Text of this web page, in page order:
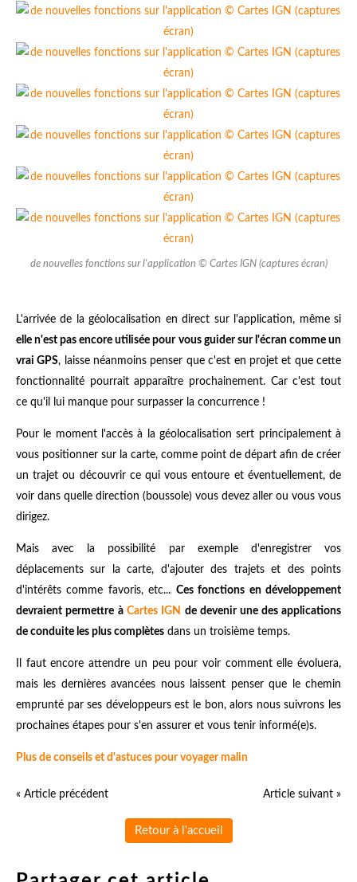
de nouvelles fonctions sur l'application © Cartes IGN (captures écran)
L'arrivée de la géolocalisation en direct sur l'application, même si
elle n'est pas encore utilisée pour vous guider sur l'écran comme un
vrai GPS, laisse néanmoins penser que c'est en projet et que cette
fonctionnalité pourrait apparaître prochainement. Car c'est tout
ce qu'il lui manque pour surpasser la concurrence !
Pour le moment l'accès à la géolocalisation sert principalement à
vous positionner sur la carte, comme point de départ afin de créer
un trajet ou découvrir ce qui vous entoure et éventuellement, de
voir dans quelle direction (boussole) vous devez aller ou vous vous
dirigez.
Mais avec la possibilité par exemple d'enregistrer vos
déplacements sur la carte, d'ajouter des trajets et des points
d'intérêts comme favoris, etc... Ces fonctions en développement
devraient permettre àCartes IGN de devenir une des applications
de conduite les plus complètes dans un troisième temps.
Il faut encore attendre un peu pour voir comment elle évoluera,
mais les dernières avancées nous laissent penser que le chemin
emprunté par ses développeurs est le bon, alors nous suivrons les
prochaines étapes pour s'en assurer et vous tenir informé(e)s.
Plus de conseils et d'astuces pour voyager malin
« Article précédent Article suivant »
Retour à l'accueil